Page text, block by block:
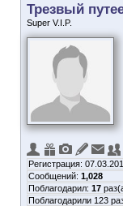
Трезвый
Super V.I.P.
Регистрация:
Сообщений: 1,028
Поблагодарил: 17
Поблагодарили 123